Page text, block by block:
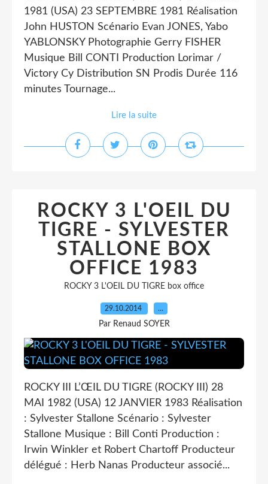
1981 (USA) 23 SEPTEMBRE 1981 Réalisation
John HUSTON Scénario Evan JONES, Yabo
YABLONSKY Photographie Gerry FISHER
Musique Bill CONTI Production Lorimar /
Victory Cy Distribution SN Prodis Durée 116
minutes Tournage...
Lire la suite
ROCKY 3 L'OEIL DU
TIGRE - SYLVESTER
STALLONE BOX
OFFICE 1983
ROCKY 3 L'OEIL DU TIGRE box office
29.10.2014 …
Par Renaud SOYER
ROCKY III L’ŒIL DU TIGRE (ROCKY III) 28
MAI 1982 (USA) 12 JANVIER 1983 Réalisation
: Sylvester Stallone Scénario : Sylvester
Stallone Musique : Bill Conti Production :
Irwin Winkler et Robert Chartoff Producteur
délégué : Herb Nanas Producteur associé...